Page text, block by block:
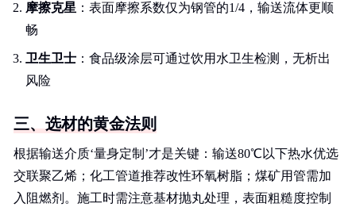
摩擦克星 ：表面摩擦系数仅为钢管的1/4，输送流体更顺
畅
卫生卫士 ：食品级涂层可通过饮用水卫生检测，无析出
风险
三、选材的黄金法则
根据输送介质‘量身定制’才是关键：输送80℃以下热水优选
交联聚乙烯；化工管道推荐改性环氧树脂；煤矿用管需加
入阻燃剂。施工时需注意基材抛丸处理，表面粗糙度控制